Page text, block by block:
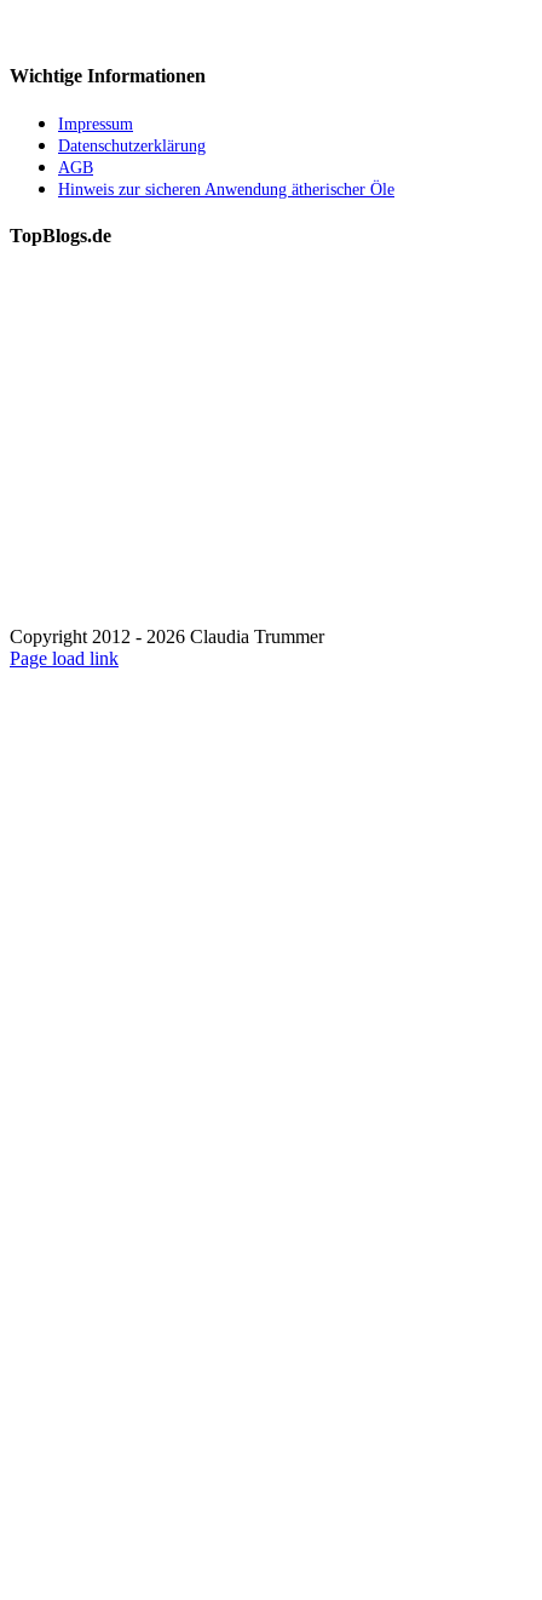
Wichtige Informationen
Impressum
Datenschutzerklärung
AGB
Hinweis zur sicheren Anwendung ätherischer Öle
TopBlogs.de
Copyright 2012 - 2026 Claudia Trummer
Page load link